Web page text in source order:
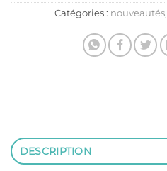
Catégories : nouveautés,
DESCRIPTION